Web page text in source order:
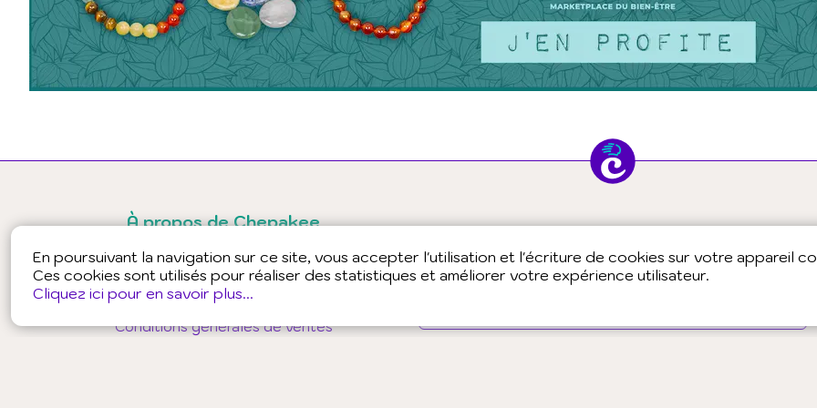
En poursuivant la navigation sur ce site, vous accepter l'utilisation et l'écriture de cookies sur votre appareil
Ces cookies sont utilisés pour réaliser des statistiques et améliorer votre expérience utilisateur.
Cliquez ici pour en savoir plus...
Vous êtes praticien ?
Vous souhaitez en savoir plus sur la tribu
À propos de Chepakee
Presse
Partenaires
Conditions générales d'utilisation - public
Conditions générales d'utilisation - professionnels
Conditions générales de ventes